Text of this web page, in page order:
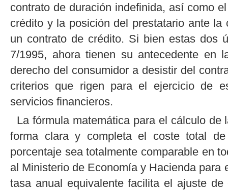
contrato de duración indefinida, así como
crédito y la posición del prestatario ante
un contrato de crédito. Si bien estas dos
7/1995, ahora tienen su antecedente en
derecho del consumidor a desistir del
criterios que rigen para el ejercicio de
servicios financieros.
La fórmula matemática para el cálculo
forma clara y completa el coste total
porcentaje sea totalmente comparable en
al Ministerio de Economía y Hacienda
tasa anual equivalente facilita el ajuste